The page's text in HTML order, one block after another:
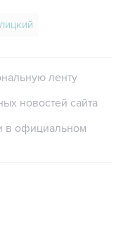
ленту
новостей сайта
в официальном